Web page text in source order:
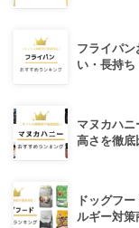
フライパ
い・長持ち
マヌカハ
高さを徹底
ドッグフ
ルギー対策